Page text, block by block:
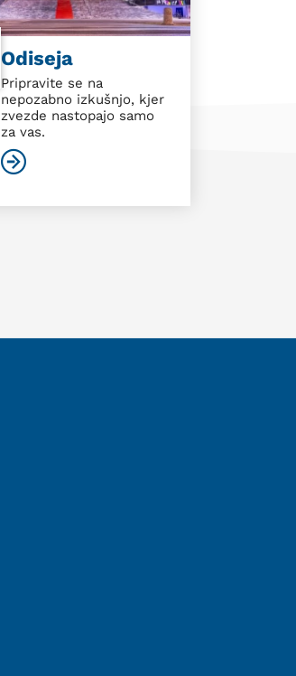
Odiseja
Pripravite se na
nepozabno izkušnjo, kjer
zvezde nastopajo samo
za vas.